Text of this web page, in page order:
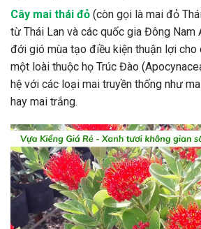
Cây mai thái đỏ (còn gọi là mai đỏ
từ Thái Lan và các quốc gia Đông Nam
đới gió mùa tạo điều kiện thuận lợi cho
một loài thuộc họ Trúc Đào
hệ với các loại mai truyền thống như
hay mai trắng.